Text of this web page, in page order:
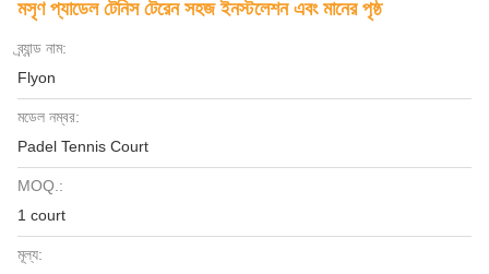
মসৃণ প্যাডেল টেনিস টেরেন সহজ ইনস্টলেশন এবং মানের পৃষ্ঠ
ব্র্যান্ড নাম:
Flyon
মডেল নম্বর:
Padel Tennis Court
MOQ.:
1 court
মূল্য: